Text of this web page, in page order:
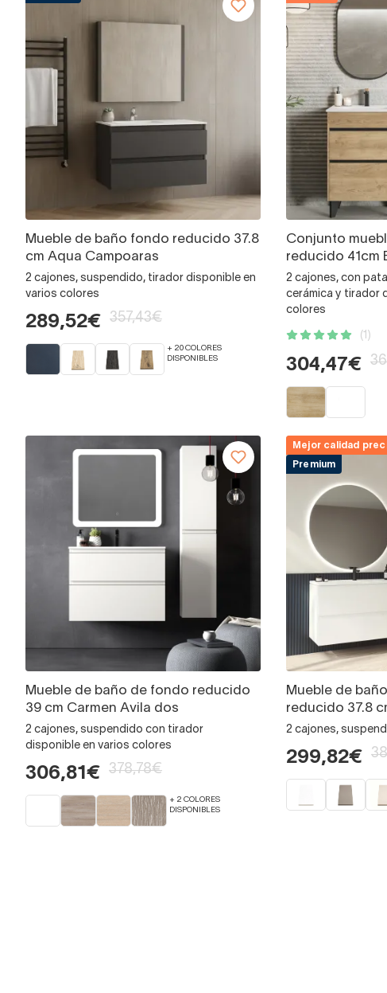
Mueble de baño fondo reducido 37.8
cm Aqua Campoaras
2 cajones, suspendido, tirador disponible en
varios colores
289,52€ 357,43€
+ 20 COLORES
DISPONIBLES
Conjunto
reducido 41cm
2 cajones, con
cerámica y tirador
colores
(1)
304,47€
Mueble de baño de fondo reducido
39 cm Carmen Avila dos
2 cajones, suspendido con tirador
disponible en varios colores
306,81€ 378,78€
+ 2 COLORES
DISPONIBLES
Mejor calidad
Premium
Mueble de
reducido 37.8
2 cajones,
299,82€